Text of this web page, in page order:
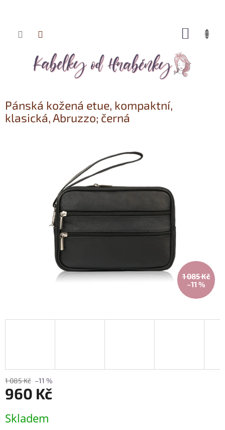
Přejít
Pánská kožená etue, kompaktní,
klasická, Abruzzo; černá
1 085 Kč
–11 %
1 085 Kč –11 %
960 Kč
cena:
Skladem